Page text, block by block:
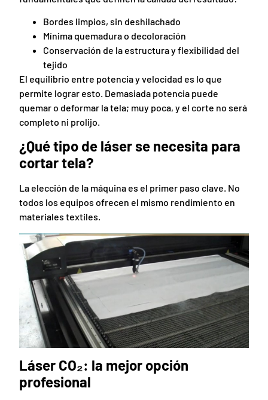
Bordes limpios, sin deshilachado
Mínima quemadura o decoloración
Conservación de la estructura y flexibilidad del
tejido
El equilibrio entre potencia y velocidad es lo que
permite lograr esto. Demasiada potencia puede
quemar o deformar la tela; muy poca, y el corte no será
completo ni prolijo.
¿Qué tipo de láser se necesita para
cortar tela?
La elección de la máquina es el primer paso clave. No
todos los equipos ofrecen el mismo rendimiento en
materiales textiles.
Láser CO₂: la mejor opción
profesional